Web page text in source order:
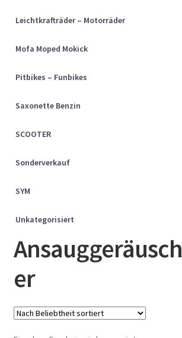
Leichtkrafträder – Motorräder
Mofa Moped Mokick
Pitbikes – Funbikes
Saxonette Benzin
SCOOTER
Sonderverkauf
SYM
Unkategorisiert
er